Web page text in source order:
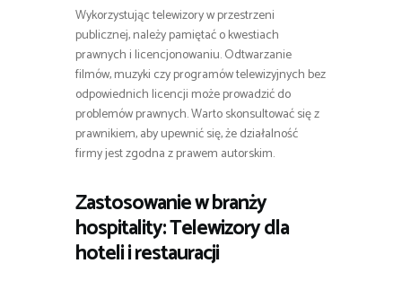
Wykorzystując telewizory w przestrzeni
publicznej, należy pamiętać o kwestiach
prawnych i licencjonowaniu. Odtwarzanie
filmów, muzyki czy programów telewizyjnych bez
odpowiednich licencji może prowadzić do
problemów prawnych. Warto skonsultować się z
prawnikiem, aby upewnić się, że działalność
firmy jest zgodna z prawem autorskim.
Zastosowanie w branży
hospitality: Telewizory dla
hoteli i restauracji